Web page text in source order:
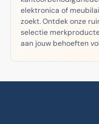
elektronica of
zoekt. Ontdek onze
selectie
aan jouw behoeften